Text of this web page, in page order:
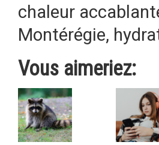
chaleur
Montérégie,
Vous aimeriez: